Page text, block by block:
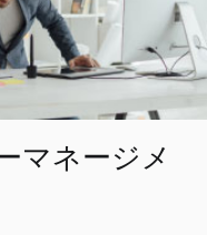
マネージメ